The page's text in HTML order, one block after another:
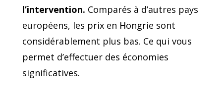
l’intervention. Comparés à d’autres pays
européens, les prix en Hongrie sont
considérablement plus bas. Ce qui vous
permet d’effectuer des économies
significatives.